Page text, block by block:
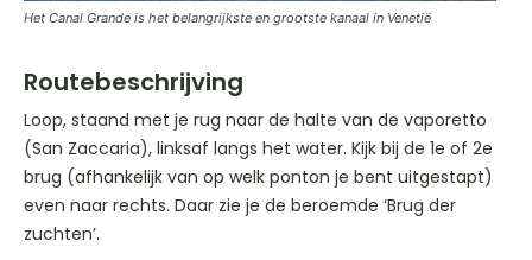
Het Canal Grande is het belangrijkste en grootste kanaal in Venetië
Routebeschrijving
Loop, staand met je rug naar de halte van de vaporetto
(San Zaccaria), linksaf langs het water. Kijk bij de 1e of 2e
brug (afhankelijk van op welk ponton je bent uitgestapt)
even naar rechts. Daar zie je de beroemde ‘Brug der
zuchten’.